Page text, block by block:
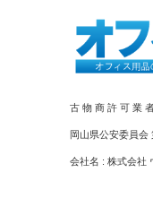
古 物 商 許 可 業
岡山県公安委員会
会社名 : 株式会社